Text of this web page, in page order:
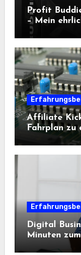
Profit
– Mein
Weg zum
Affiliate
Fahrplan zu
Digital
Minuten